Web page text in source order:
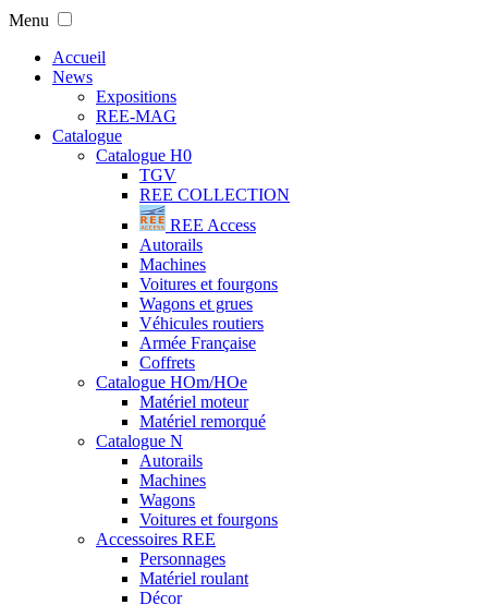
Menu
Accueil
News
Expositions
REE-MAG
Catalogue
Catalogue H0
TGV
REE COLLECTION
REE Access
Autorails
Machines
Voitures et fourgons
Wagons et grues
Véhicules routiers
Armée Française
Coffrets
Catalogue HOm/HOe
Matériel moteur
Matériel remorqué
Catalogue N
Autorails
Machines
Wagons
Voitures et fourgons
Accessoires REE
Personnages
Matériel roulant
Décor